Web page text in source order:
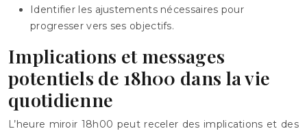
Identifier les ajustements nécessaires pour
progresser vers ses objectifs.
Implications et messages
potentiels de 18h00 dans la vie
quotidienne
L’heure miroir 18h00 peut receler des implications et des